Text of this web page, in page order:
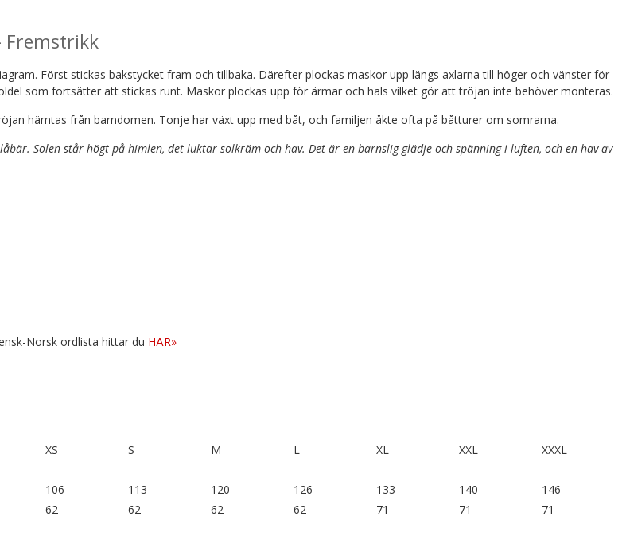
Fremstrikk
Först stickas bakstycket fram och tillbaka. Därefter plockas maskor upp längs axlarna till höger och vänster för
som fortsätter att stickas runt. Maskor plockas upp för ärmar och hals vilket gör att tröjan inte behöver monteras.
hämtas från barndomen. Tonje har växt upp med båt, och familjen åkte ofta på båtturer om somrarna.
Solen står högt på himlen, det luktar solkräm och hav. Det är en barnslig glädje och spänning i luften, och en hav av
Norsk ordlista hittar du HÄR»
XS S M L XL XXL XXXL
106 113 120 126 133 140
146
62 62 62 62 71 71 71